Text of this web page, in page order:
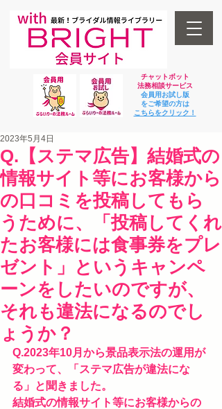
チャットボット
法務相談サービス
会員用お試し版
をご希望の方は
​こちらをクリック！
Q.【ステマ広告】結婚式の
情報サイト等にお客様から
の口コミを投稿してもら
うために、「投稿してくれ
たお客様には食事券をプレ
ゼント」というキャンペ
ーンをしたいのですが、
それも違法になるのでし
ょうか？
2023年5月4日
Q.2023年10月から景品表示法の運用が
変わって、「ステマ広告が違法にな
る」と聞きました。
結婚式の情報サイト等にお客様からの